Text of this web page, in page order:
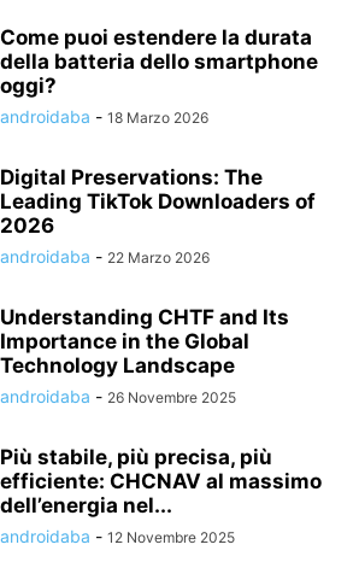
Come puoi estendere la durata
della batteria dello smartphone
oggi?
androidaba - 18 Marzo 2026
Digital Preservations: The
Leading TikTok Downloaders of
2026
androidaba - 22 Marzo 2026
Understanding CHTF and Its
Importance in the Global
Technology Landscape
androidaba - 26 Novembre 2025
Più stabile, più precisa, più
efficiente: CHCNAV al massimo
dell’energia nel...
androidaba - 12 Novembre 2025